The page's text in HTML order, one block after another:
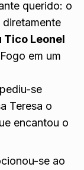
querido: o
diretamente
Tico Leonel
em um
se
Teresa o
encantou o
se ao